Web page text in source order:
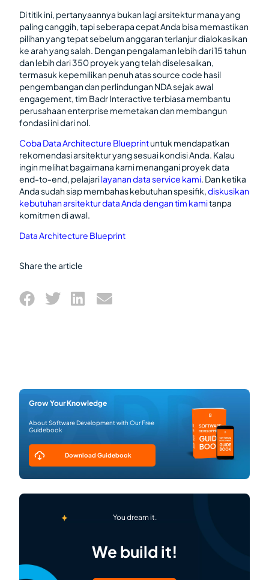
Di titik ini, pertanyaannya bukan lagi arsitektur mana yang
paling canggih, tapi seberapa cepat Anda bisa memastikan
pilihan yang tepat sebelum anggaran terlanjur dialokasikan
ke arah yang salah. Dengan pengalaman lebih dari 15 tahun
dan lebih dari 350 proyek yang telah diselesaikan,
termasuk kepemilikan penuh atas source code hasil
pengembangan dan perlindungan NDA sejak awal
engagement, tim Badr Interactive terbiasa membantu
perusahaan enterprise memetakan dan membangun
fondasi ini dari nol.
Coba Data Architecture Blueprintuntuk mendapatkan
rekomendasi arsitektur yang sesuai kondisi Anda. Kalau
ingin melihat bagaimana kami menangani proyek data
end-to-end, pelajarilayanan data service kami. Dan ketika
Anda sudah siap membahas kebutuhan spesifik,diskusikan
kebutuhan arsitektur data Anda dengan tim kamitanpa
komitmen di awal.
Data Architecture Blueprint
Share the article
Grow Your Knowledge
About Software Development with Our Free
Guidebook
Download Guidebook
You dream it.
We build it!